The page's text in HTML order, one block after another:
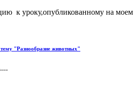
к уроку,опубликованному на
"Разнообразие животных"